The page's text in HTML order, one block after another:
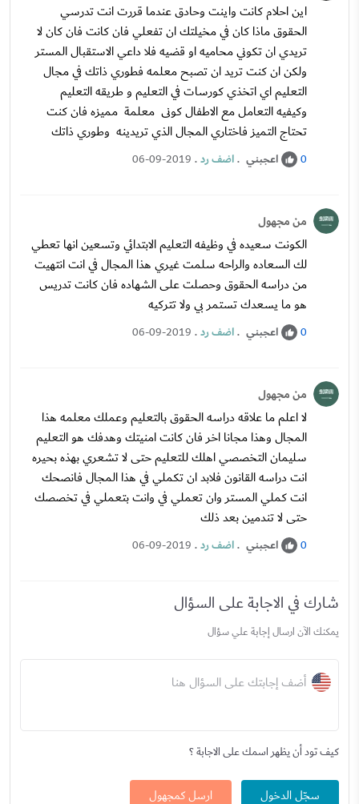
اين احلام كانت واينت وحادق عندما قررت انت تدرسي
الحقوق ماذا كان في مخيلتك ان تفعلي فان كانت فان كان لا
تريدي ان تكوني محاميه او قضيه فلا داعي الاستقبال المستر
ولكن ان كنت تريد ان تصبح معلمه فطوري ذاتك في مجال
التعليم اي اتخذي كورسات في التعليم و طريقه التعليم
وكيفيه التعامل مع الاطفال كونى معلمة مميزه فان كنت
تحتاج التميز فاختاري المجال الذي تريدينه وطوري ذاتك
0 اعجبني .اضف رد.
06-09-2019
من مجهول
الكونت سعيده في وظيفه التعليم الابتدائي وتسعين انها تعطي
لك السعاده والراحه سلمت غيري هذا المجال في انت انتهيت
من دراسه الحقوق وحصلت على الشهاده فان كانت تدريس
هو ما يسعدك تستمر بي ولا تتركيه
0 اعجبني .اضف رد.
06-09-2019
من مجهول
لا اعلم ما علاقه دراسه الحقوق بالتعليم وعملك معلمه هذا
المجال وهذا مجانا اخر فان كانت امنيتك وهدفك هو التعليم
سليمان التخصصي اهلك للتعليم حتى لا تشعري بهذه بحيره
انت دراسه القانون فلابد ان تكملي في هذا المجال فانصحك
انت كملي المستر وان تعملي في وانت بتعملي في تخصصك
حتى لا تندمين بعد ذلك
0 اعجبني .اضف رد.
06-09-2019
شارك في الاجابة على السؤال
يمكنك الآن ارسال إجابة علي سؤال
أضف إجابتك على السؤال هنا
كيف تود أن يظهر اسمك على الاجابة ؟
سجّل الدخول ارسل كمجهول